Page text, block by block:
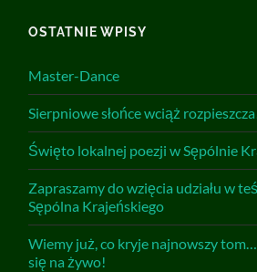
OSTATNIE WPISY
Master-Dance
Sierpniowe słońce wciąż
Święto lokalnej poezji w Sępólnie
Zapraszamy do wzięcia udziału w
Sępólna Krajeńskiego
Wiemy już, co kryje najnowszy
się na żywo!